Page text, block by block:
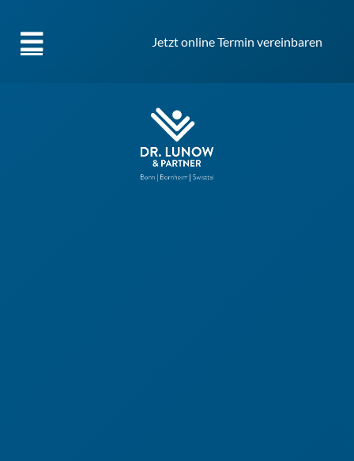
Jetzt online Termin vereinbaren